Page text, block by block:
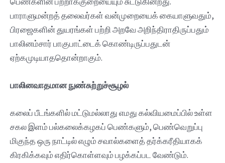
பாராளுமன்றத் தலைவர்கள் வன்முறையைக் கையாளுவதும்,
பிரஜைகளின் துயரங்கள் பற்றி அறவே அறிந்திராதிருப்பதும்
பாலினம்சார் பாகுபாட்டைக் கொண்டிருப்பதுடன்
ஏற்கமுடியாததொன்றாகும்.
பாலினவாதமான நுண்சுற்றுச்சூழல்
கலைப் பீடங்களில் மட்டுமல்லாது எமது கல்வியமைப்பில் உள்ள
சகல இளம் பல்கலைக்கழகப் பெண்களும், பெண்வெறுப்பு
மிகுந்த ஒரு நாட்டில் எழும் சவால்களைத் தர்க்கரீதியாகக்
கிரகிக்கவும் எதிர்கொள்ளவும் பழக்கப்பட வேண்டும்.